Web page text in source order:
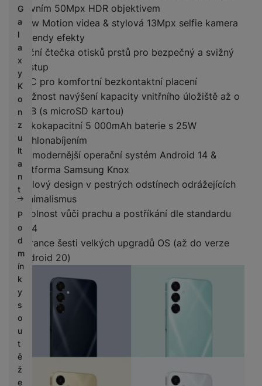
G
a
l
a
x
y
K
o
n
z
u
lt
a
n
t
P
o
d
m
ín
k
y
s
o
u
t
ě
ž
e
hlavním 50Mpx HDR objektivem
Slow Motion videa & stylová 13Mpx selfie kamera
s trendy efekty
Boční čtečka otisků prstů pro bezpečný a svižný
přístup
NFC pro komfortní bezkontaktní placení
Možnost navýšení kapacity vnitřního úložiště až o
1 TB (s microSD kartou)
Velkokapacitní 5 000mAh baterie s 25W
rychlonabíjením
Nejmodernější operační systém Android 14 &
platforma Samsung Knox
Stylový design v pestrých odstínech odrážejících
minimalismus
Odolnost vůči prachu a postříkání dle standardu
IP54
Garance šesti velkých upgradů OS (až do verze
Android 20)